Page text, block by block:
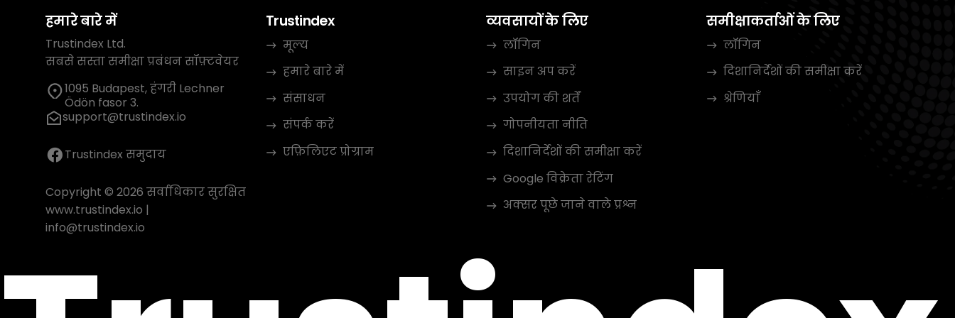
हमारे बारे में
Trustindex Ltd.
सबसे सस्ता समीक्षा प्रबंधन सॉफ़्टवेयर
1095 Budapest, हंगरी Lechner
Ödön fasor 3.
support@trustindex.io
Trustindex समुदाय
Copyright © 2026 सर्वाधिकार सुरक्षित
www.trustindex.io |
info@trustindex.io
Trustindex
मूल्य
हमारे बारे में
संसाधन
संपर्क करें
एफ़िलिएट प्रोग्राम
व्यवसायों के लिए
लॉगिन
साइन अप करें
उपयोग की शर्तें
गोपनीयता नीति
दिशानिर्देशों की समीक्षा करें
Google विक्रेता रेटिंग
अक्सर पूछे जाने वाले प्रश्न
समीक्षाकर्ताओं के लिए
लॉगिन
दिशानिर्देशों की समीक्षा करें
श्रेणियाँ